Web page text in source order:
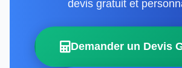
devis gratuit et
Demander un Devis